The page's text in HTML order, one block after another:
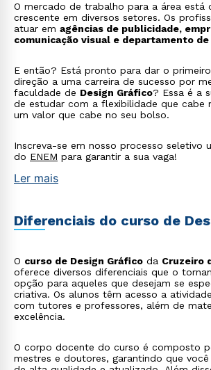
O mercado de trabalho para a área está
crescente em diversos setores. Os
atuar em agências de publicidade,
comunicação visual e departamento
E então? Está pronto para dar o
direção a uma carreira de sucesso por
faculdade de Design Gráfico? Essa é a
de estudar com a flexibilidade que cabe
um valor que cabe no seu bolso.
Inscreva-se em nosso processo seletivo
do ENEM para garantir a sua vaga!
Ler mais
Diferenciais do curso de
O curso de Design Gráfico da Cruzeiro
oferece diversos diferenciais que o
opção para aqueles que desejam se
criativa. Os alunos têm acesso a
com tutores e professores, além de
excelência.
O corpo docente do curso é composto
mestres e doutores, garantindo que